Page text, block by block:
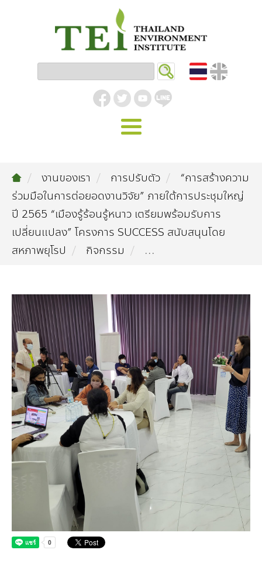
รู้จัก ม.ส.ท.
วิสัยทัศน์ | พันธกิจ
โครงสร้างองค์กร
คณะกรรมการบริหารสถาบัน
คณะผู้บริหาร
เจ้าหน้าที่
วิถีเรา
สโลแกน
รายงานประจำปี | รายงานงบการเงิน
สำนักงานสีเขียว
รางวัลและเกียรติประวัติ
กองทุน
กองทุน ดร.ธีระ พันธุมวนิช
งานของเรา
สิ่งแวดล้อมอุตสาหกรรม
อุตสาหกรรมยั่งยืน
สิ่งแวดล้อมเมืองและชุมชน
ขยะชุมชน-ขยะอาหาร
ขยะพลาสติก
ฝุ่น PM2.5
ฉลากเขียว
ฉลากสิ่งแวดล้อม
บริการที่เป็นมิตรกับสิ่งแวดล้อม
ที่ปรึกษาคาร์บอนฟุตพริ้นท์
จัดซื้อจัดจ้างที่เป็นมิตรกับสิ่งแวดล้อม
ทรัพยากรธรรมชาติ
ทรัพยากรทางบก
ทรัพยากรทางทะเลและชายฝั่ง
ความหลากหลายทางชีวภาพ
การเปลี่ยนแปลงสภาพภูมิอากาศ
การลดก๊าซเรือนกระจก
การปรับตัว
การพัฒนาบุคลากรด้านสิ่งแวดล้อม
งานฝึกอบรม
สิ่งแวดล้อมศึกษา
นโยบาย แผน เครือข่ายสิ่งแวดล้อม
นโยบายและแผนสิ่งแวดล้อม
TBCSD
คลังความรู้
บทความ
คลิปวิดีโอ
เอกสารเผยแพร่
สิ่งพิมพ์จำหน่าย
กิจกรรมข่าวสาร
ข่าวสิ่งแวดล้อม
งาน
ฝึกงาน
ติดต่อเรา
งานของเรา การปรับตัว
“การสร้างความ
ร่วมมือในการต่อยอดงานวิจัย” ภายใต้การประชุมใหญ่
ปี 2565 “เมืองรู้ร้อนรู้หนาว เตรียมพร้อมรับการ
เปลี่ยนแปลง” โครงการ SUCCESS สนับสนุนโดย
สหภาพยุโรป
กิจกรรม ...